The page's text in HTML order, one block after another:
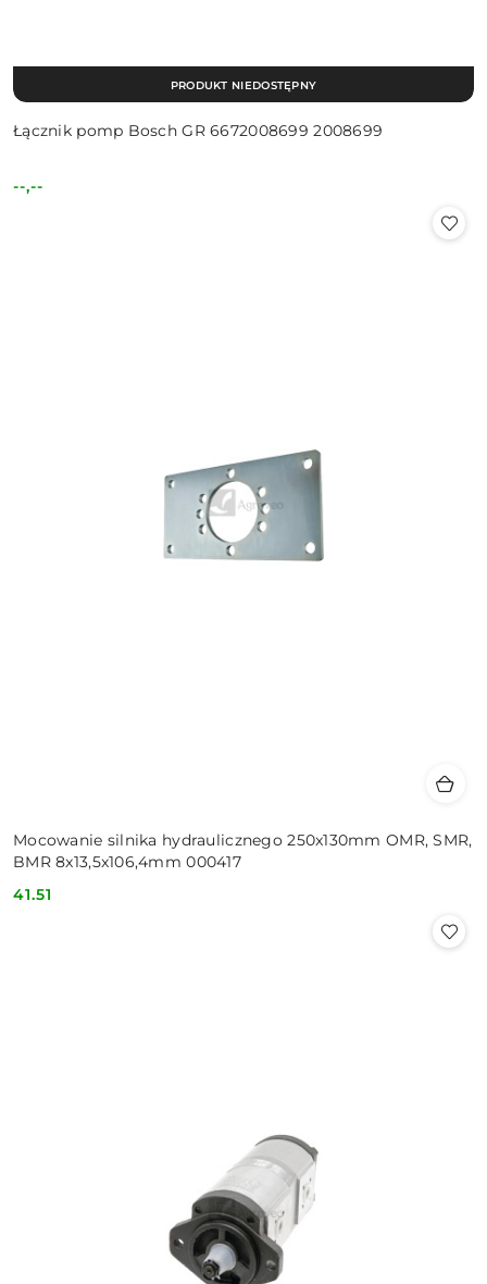
Łącznik pomp Bosch GR 6672008699 2008699
Cena:
--,--
PRODUKT NIEDOSTĘPNY
Mocowanie silnika hydraulicznego 250x130mm OMR, SMR,
BMR 8x13,5x106,4mm 000417
Cena:
41.51